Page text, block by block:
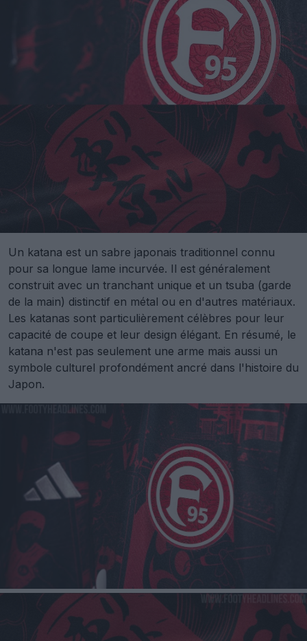
Un katana est un sabre japonais traditionnel connu
pour sa longue lame incurvée. Il est généralement
construit avec un tranchant unique et un tsuba (garde
de la main) distinctif en métal ou en d'autres matériaux.
Les katanas sont particulièrement célèbres pour leur
capacité de coupe et leur design élégant. En résumé, le
katana n'est pas seulement une arme mais aussi un
symbole culturel profondément ancré dans l'histoire du
Japon.